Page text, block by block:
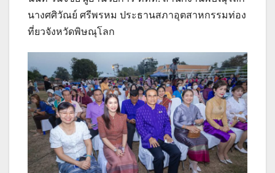
นางศศิวัณย์ ศรีพรหม ประธานสภาอุตสาหกรรมท่อง
ที่ยวจังหวัดพิษณุโลก